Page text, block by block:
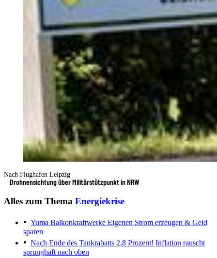
Nach Flughafen Leipzig
Drohnensichtung über Militärstützpunkt in NRW
Alles zum Thema Energiekrise
Yuma Balkonkraftwerke Eigenen Strom erzeugen & Geld
sparen
Nach Ende des Tankrabatts 2,8 Prozent! Inflation rauscht
sprunghaft nach oben